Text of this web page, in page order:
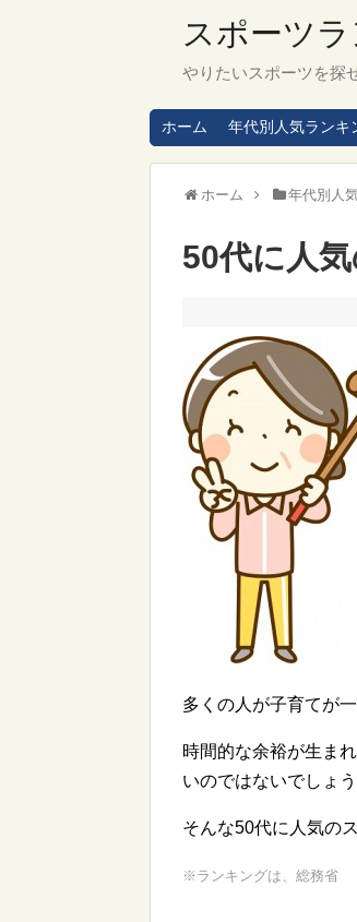
スポーツ
やりたいスポーツを探
ホーム 年代別人気ランキ
ホーム 年代別人
50代に人
多くの人が子育てが
時間的な余裕が生ま
いのではないでしょ
そんな50代に人気の
※ランキングは、総務省